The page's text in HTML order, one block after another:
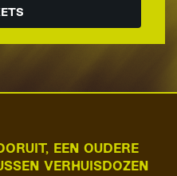
EEN OUDERE
VERHUISDOZEN